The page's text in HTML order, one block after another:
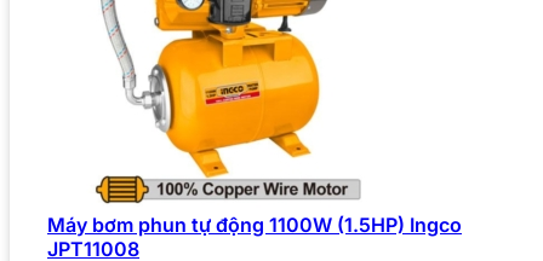
Máy bơm phun tự động 1100W (1.5HP) Ingco
JPT11008